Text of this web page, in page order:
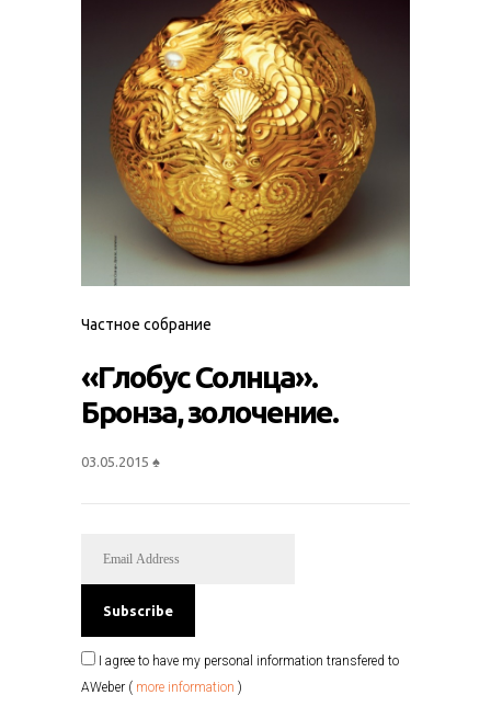
Частное собрание
«Глобус Солнца».
Бронза, золочение.
03.05.2015 ♠
I agree to have my personal information transfered to
AWeber ( more information )